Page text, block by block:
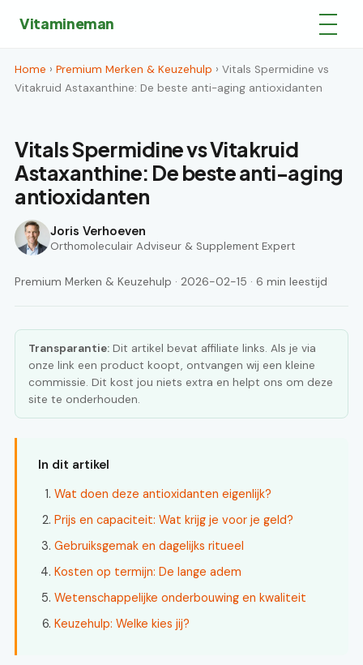
Vitamineman
Home › Premium Merken & Keuzehulp › Vitals Spermidine vs
Vitakruid Astaxanthine: De beste anti-aging antioxidanten
Vitals Spermidine vs Vitakruid
Astaxanthine: De beste anti-aging
antioxidanten
Joris Verhoeven
Orthomoleculair Adviseur & Supplement Expert
Premium Merken & Keuzehulp · 2026-02-15 · 6 min leestijd
Transparantie: Dit artikel bevat affiliate links. Als je via
onze link een product koopt, ontvangen wij een kleine
commissie. Dit kost jou niets extra en helpt ons om deze
site te onderhouden.
In dit artikel
Wat doen deze antioxidanten eigenlijk?
Prijs en capaciteit: Wat krijg je voor je geld?
Gebruiksgemak en dagelijks ritueel
Kosten op termijn: De lange adem
Wetenschappelijke onderbouwing en kwaliteit
Keuzehulp: Welke kies jij?